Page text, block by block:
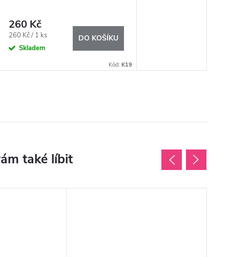
260 Kč
Měrná
cena:
260 Kč / 1 ks
Skladem
DO KOŠÍKU
Kód: K19